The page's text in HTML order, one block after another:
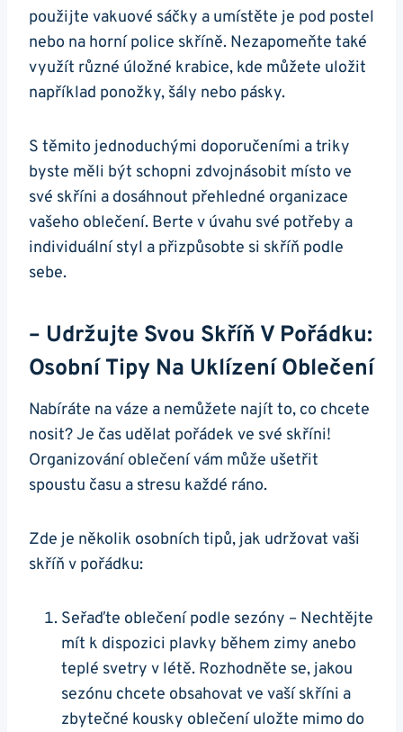
použijte vakuové sáčky a umístěte je pod postel
nebo na horní police skříně. Nezapomeňte také
využít různé úložné krabice, kde můžete uložit
například ponožky, šály nebo pásky.
S těmito jednoduchými doporučeními a triky
byste měli být schopni zdvojnásobit místo ve
své skříni a dosáhnout přehledné organizace
vašeho oblečení. Berte v úvahu své potřeby a
individuální styl a přizpůsobte si skříň podle
sebe.
– Udržujte Svou Skříň V Pořádku:
Osobní Tipy Na Uklízení Oblečení
Nabíráte na váze a nemůžete najít to, co chcete
nosit? Je čas udělat pořádek ve své skříni!
Organizování oblečení vám může ušetřit
spoustu času a stresu každé ráno.
Zde je několik osobních tipů, jak udržovat vaši
skříň v pořádku:
Seřaďte oblečení podle sezóny – Nechtějte
mít k dispozici plavky během zimy anebo
teplé svetry v létě. Rozhodněte se, jakou
sezónu chcete obsahovat ve vaší skříni a
zbytečné kousky oblečení uložte mimo do